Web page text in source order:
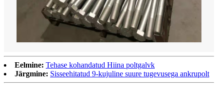
Eelmine: Tehase kohandatud Hiina poltgalvk
Järgmine: Sisseehitatud 9-kujuline suure tugevusega ankrupolt